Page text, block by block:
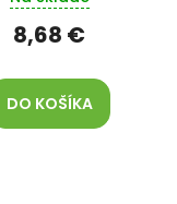
8,68 €
DO KOŠÍKA